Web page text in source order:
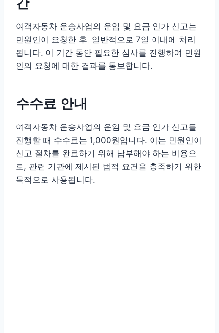
여객자동차 운송사업의 운임 및 요금 인가 신고는
민원인이 요청한 후, 일반적으로 7일 이내에 처리
됩니다. 이 기간 동안 필요한 심사를 진행하여 민원
인의 요청에 대한 결과를 통보합니다.
수수료 안내
여객자동차 운송사업의 운임 및 요금 인가 신고를
진행할 때 수수료는 1,000원입니다. 이는 민원인이
신고 절차를 완료하기 위해 납부해야 하는 비용으
로, 관련 기관에 제시된 법적 요건을 충족하기 위한
목적으로 사용됩니다.